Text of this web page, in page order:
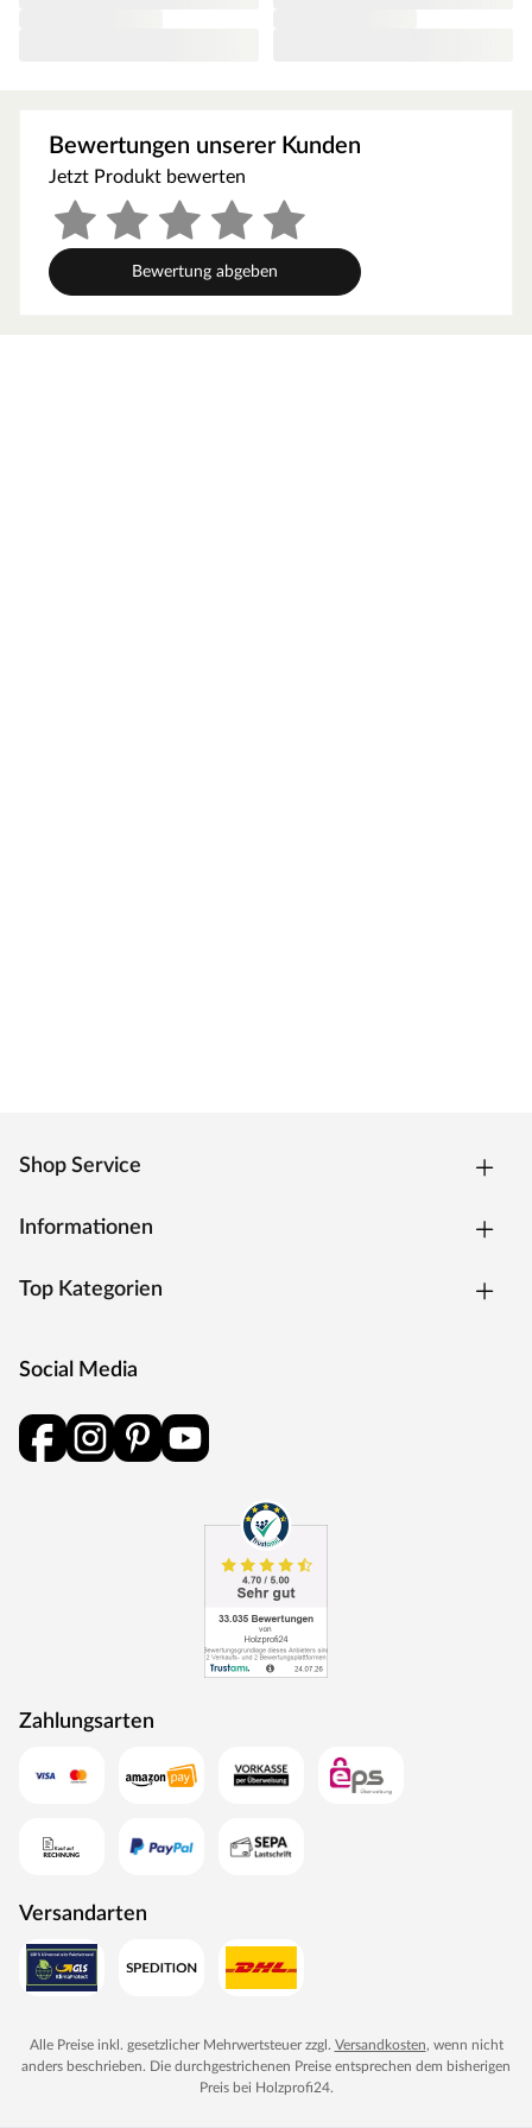
Co-extrudierte Dielen
Bei co-extrudierten Fassadenprofilen wird der Kern
komplett mit Kunststoff ummantelt. Dadurch wird die
Beständigkeit gegen Feuchtigkeit, Schimmel und Insekten
noch erhöht. Gleichzeitig sorgt das Verfahren dafür, dass
die äußere Schicht länger schön bleibt.
Bewertungen unserer Kunden
Jetzt Produkt bewerten
Bewertung abgeben
Shop Service
Informationen
Top Kategorien
Social Media
Zahlungsarten
Versandarten
Alle Preise inkl. gesetzlicher Mehrwertsteuer zzgl. Versandkosten, wenn nicht
anders beschrieben. Die durchgestrichenen Preise entsprechen dem bisherigen
Preis bei Holzprofi24.